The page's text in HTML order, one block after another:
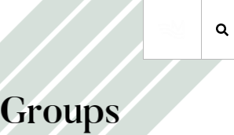
Groups